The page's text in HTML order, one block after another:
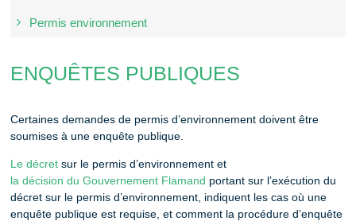
Permis environnement
ENQUÊTES PUBLIQUES
Certaines demandes de permis d’environnement doivent être
soumises à une enquête publique.
Le décret sur le permis d’environnement et
la décision du Gouvernement Flamand portant sur l’exécution du
décret sur le permis d’environnement, indiquent les cas où une
enquête publique est requise, et comment la procédure d’enquête